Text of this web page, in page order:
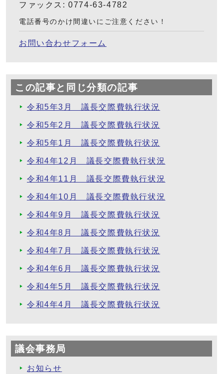
ファックス: 0774-63-4782
電話番号のかけ間違いにご注意ください！
お問い合わせフォーム
この記事と同じ分類の記事
令和5年3月 議長交際費執行状況
令和5年2月 議長交際費執行状況
令和5年1月 議長交際費執行状況
令和4年12月 議長交際費執行状況
令和4年11月 議長交際費執行状況
令和4年10月 議長交際費執行状況
令和4年9月 議長交際費執行状況
令和4年8月 議長交際費執行状況
令和4年7月 議長交際費執行状況
令和4年6月 議長交際費執行状況
令和4年5月 議長交際費執行状況
令和4年4月 議長交際費執行状況
議会事務局
お知らせ